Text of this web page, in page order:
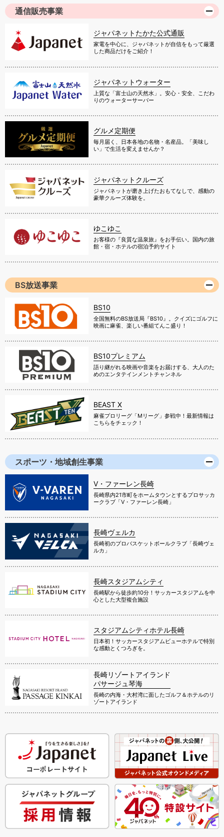
通信販売事業
ジャパネットたかた公式通販
家電を中心に、ジャパネットが自信をもって厳選
した商品だけをご紹介！
ジャパネットウォーター
上質な「富士山の天然水」。安心・安全、こだわ
りのウォーターサーバー
グルメ定期便
毎月届く、日本各地の名物・名産品。「美味し
い」で生活を変えませんか？
ジャパネットクルーズ
ジャパネットが磨き上げたおもてなしで、感動の
豪華クルーズ体験を。
ゆこゆこ
お客様の『良質な温泉旅』をお手伝い。国内の旅
館・宿・ホテルの宿泊予約サイト
BS放送事業
BS10
全国無料のBS放送局『BS10』。クイズにゴルフに
映画に麻雀、楽しい番組てんこ盛り！
BS10プレミアム
語り継がれる映画や音楽をお届けする、大人のた
めのエンタテインメントチャンネル
BEAST X
麻雀プロリーグ「Mリーグ」参戦中！最新情報は
こちらをチェック！
スポーツ・地域創生事業
V・ファーレン長崎
長崎県内21市町をホームタウンとするプロサッカ
ークラブ「V・ファーレン長崎」
長崎ヴェルカ
長崎初のプロバスケットボールクラブ「長崎ヴェ
ルカ」
長崎スタジアムシティ
長崎駅から徒歩約10分！サッカースタジアムを中
心とした大型複合施設
スタジアムシティホテル長崎
日本初！サッカースタジアムビューホテルで特別
な感動とくつろぎを。
長崎リゾートアイランド
パサージュ琴海
長崎の内海・大村湾に面したゴルフ＆ホテルのリ
ゾートアイランド